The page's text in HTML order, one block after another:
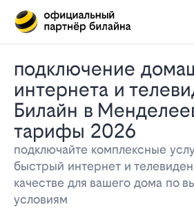
Подключение домашнего
интернета и
Билайн в
тарифы 2026
подключайте комплексные
быстрый интернет и
качестве для вашего дома по
условиям